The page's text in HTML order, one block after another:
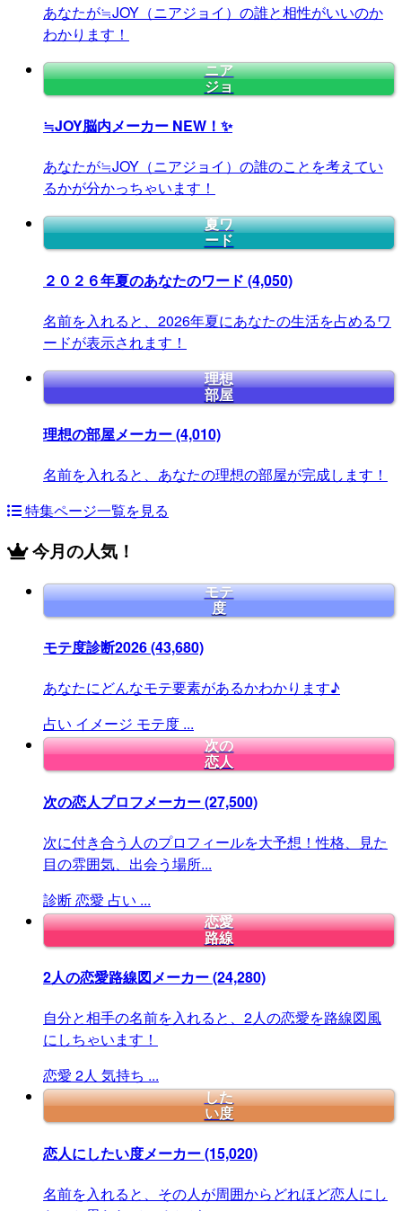
あなたが≒JOY（ニアジョイ）の誰と相性がいいのか
わかります！
ニア
ジョ
≒JOY脳内メーカー NEW！✨
あなたが≒JOY（ニアジョイ）の誰のことを考えてい
るかが分かっちゃいます！
夏ワ
ード
２０２６年夏のあなたのワード (4,050)
名前を入れると、2026年夏にあなたの生活を占めるワ
ードが表示されます！
理想
部屋
理想の部屋メーカー(4,010)
名前を入れると、あなたの理想の部屋が完成します！
特集ページ一覧を見る
今月の人気！
モテ
度
モテ度診断2026(43,680)
あなたにどんなモテ要素があるかわかります♪
占い イメージ モテ度 ...
次の
恋人
次の恋人プロフメーカー(27,500)
次に付き合う人のプロフィールを大予想！性格、見た
目の雰囲気、出会う場所...
診断恋愛 占い ...
恋愛
路線
2人の恋愛路線図メーカー(24,280)
自分と相手の名前を入れると、2人の恋愛を路線図風
にしちゃいます！
恋愛 2人 気持ち ...
した
い度
恋人にしたい度メーカー(15,020)
名前を入れると、その人が周囲からどれほど恋人にし